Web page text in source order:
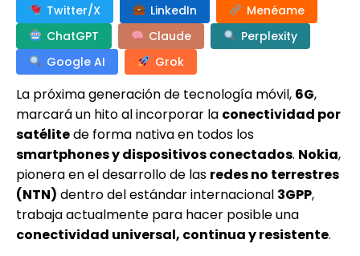
Twitter/X LinkedIn
Menéame
ChatGPT
Claude
Perplexity
Google AI
Grok
La próxima generación de tecnología móvil, 6G,
marcará un hito al incorporar la conectividad por
satélitede forma nativa en todos los
smartphones y dispositivos conectados. Nokia,
pionera en el desarrollo de las redes no terrestres
(NTN) dentro del estándar internacional 3GPP,
trabaja actualmente para hacer posible una
conectividad universal, continua y resistente.